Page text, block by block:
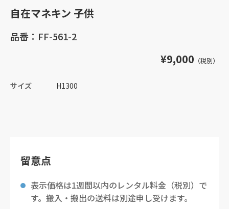
自在マネキン 子供
品番：FF-561-2
¥9,000 （税別）
サイズ H1300
留意点
表示価格は1週間以内のレンタル料金（税別）で
す。搬入・搬出の送料は別途申し受けます。